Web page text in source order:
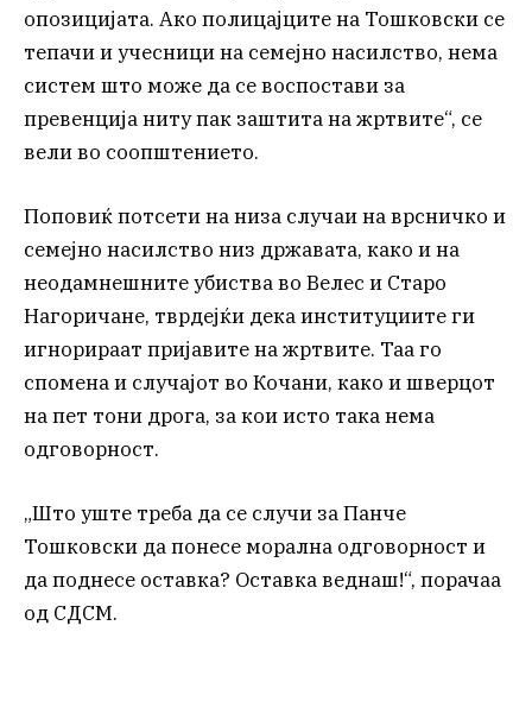
опозицијата. Ако полицајците на Тошковски се
тепачи и учесници на семејно насилство, нема
систем што може да се воспостави за
превенција ниту пак заштита на жртвите“, се
вели во соопштението.
Поповиќ потсети на низа случаи на врсничко и
семејно насилство низ државата, како и на
неодамнешните убиства во Велес и Старо
Нагоричане, тврдејќи дека институциите ги
игнорираат пријавите на жртвите. Таа го
спомена и случајот во Кочани, како и шверцот
на пет тони дрога, за кои исто така нема
одговорност.
„Што уште треба да се случи за Панче
Тошковски да понесе морална одговорност и
да поднесе оставка? Оставка веднаш!“, порачаа
од СДСМ.